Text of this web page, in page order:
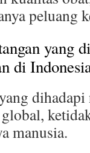
peluang
yang
di
manusia.